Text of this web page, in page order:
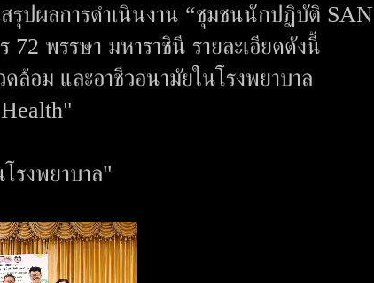
รุปผลการดำเนินงาน “ชุมชนนักปฏิบัติ SAN
พรรษา มหาราชินี รายละเอียดดังนี้
ล้อม และอาชีวอนามัยในโรงพยาบาล
รงพยาบาล"